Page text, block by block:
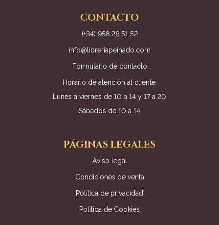
CONTACTO
(+34) 958 26 51 52
info@libreriapeinado.com
Formulario de contacto
Horario de atención al cliente:
Lunes a viernes de 10 a 14 y 17 a 20
Sábados de 10 a 14
PÁGINAS LEGALES
Aviso legal
Condiciones de venta
Política de privacidad
Política de Cookies